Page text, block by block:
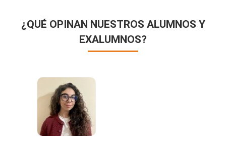
¿QUÉ OPINAN NUESTROS ALUMNOS Y
EXALUMNOS?